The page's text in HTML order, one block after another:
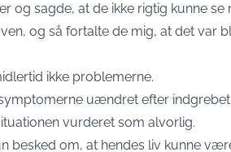
og sagde, at de ikke rigtig kunne
og så fortalte de mig, at det var
ikke problemerne.
uændret efter
vurderet som alvorlig.
besked om, at hendes liv kunne